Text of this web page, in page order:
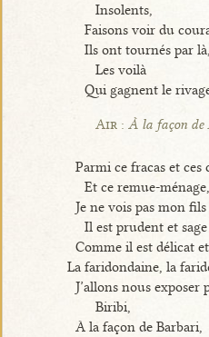
Insolents,
Faisons voir du
Ils ont tournés par là,
Les voilà
Qui gagnent le
Air : À la façon
Parmi ce fracas et ces
Et ce remue-ménage,
Je ne vois pas mon
Il est prudent et sage
Comme il est délicat
La faridondaine, la
J’allons nous exposer
Biribi,
À la façon de Barbari,